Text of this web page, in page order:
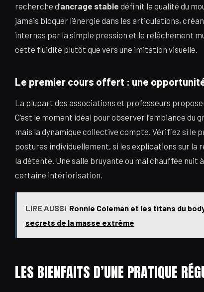
recherche d’ancrage stable définit la qualité du
jamais bloquer l’énergie dans les articulations,
internes par la simple pression et le relâchement
cette fluidité plutôt que vers une imitation visuelle.
Le premier cours offert : une
La plupart des associations et professeurs
C’est le moment idéal pour observer l’ambiance du
mais la dynamique collective compte. Vérifiez si le
postures individuellement, si les explications sur
la détente. Une salle bruyante ou mal chauffée nuit
certaine intériorisation.
LIRE AUSSI Ronnie Coleman et les titans du
secrets de la masse extrême
LES BIENFAITS D’UNE PRATIQUE